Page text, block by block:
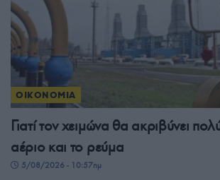
ΟΙΚΟΝΟΜΙΑ
Γιατί τον χειμώνα θα ακριβύνει
αέριο και το ρεύμα
5/08/2026 - 10:57πμ